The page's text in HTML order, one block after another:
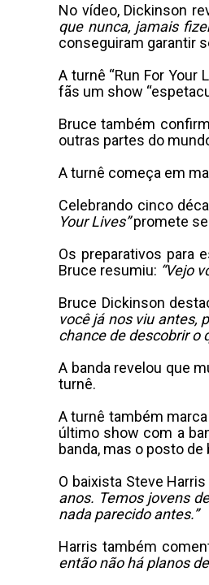
No vídeo, Dickinson
que nunca, jamais
conseguiram garantir
A turnê “Run For Your
fãs um show
Bruce também
outras partes do
A turnê começa em
Celebrando cinco
Your Lives”promete
Os preparativos para
Bruce resumiu: “Vejo
Bruce Dickinson
você já nos viu antes,
chance de descobrir o
A banda revelou que
turnê.
A turnê também
último show com a
banda, mas o posto
O baixista Steve
anos. Temos jovens
nada parecido antes.”
Harris também
então não há planos